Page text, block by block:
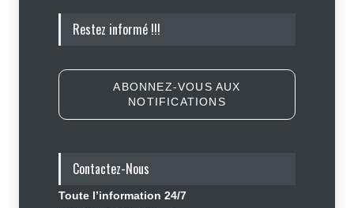
accélérer la campagne de
Appuyé par les États-Unis, le
Restez informé !!!
ABONNEZ-VOUS AUX
NOTIFICATIONS
Contactez-Nous
Toute l’information 24/7